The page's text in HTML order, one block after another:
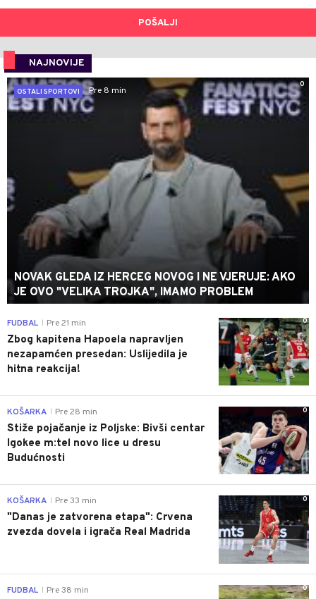
POŠALJI
NAJNOVIJE
0
OSTALI SPORTOVI
Pre 8 min
NOVAK GLEDA IZ HERCEG NOVOG I NE VJERUJE: AKO
JE OVO "VELIKA TROJKA", IMAMO PROBLEM
0
FUDBAL Pre 21 min
Zbog kapitena Hapoela napravljen
nezapamćen presedan: Uslijedila je
hitna reakcija!
0
KOŠARKA Pre 28 min
Stiže pojačanje iz Poljske: Bivši centar
Igokee m:tel novo lice u dresu
Budućnosti
0
KOŠARKA Pre 33 min
"Danas je zatvorena etapa": Crvena
zvezda dovela i igrača Real Madrida
0
FUDBAL Pre 38 min